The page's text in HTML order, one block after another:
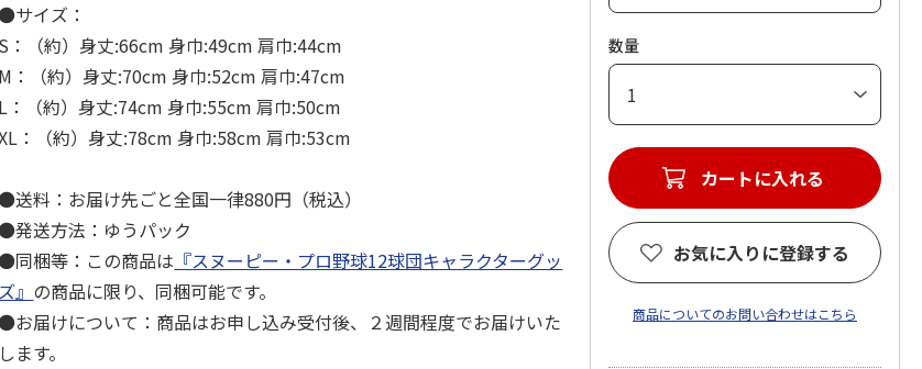
サイズ：
S：（約）身丈:66cm 身巾:49cm 肩巾:44cm
M：（約）身丈:70cm 身巾:52cm 肩巾:47cm
L：（約）身丈:74cm 身巾:55cm 肩巾:50cm
：（約）身丈:78cm 身巾:58cm 肩巾:53cm
送料：お届け先ごと全国一律880円（税込）
発送方法：ゆうパック
同梱等：この商品は 『スヌーピー・プロ野球12球団キャラクターグッ
ズ』 の商品に限り、同梱可能です。
お届けについて：商品はお申し込み受付後、２週間程度でお届けいた
します。
数量
カートに入れる
お気に入りに登録する
商品についてのお問い合わせはこちら